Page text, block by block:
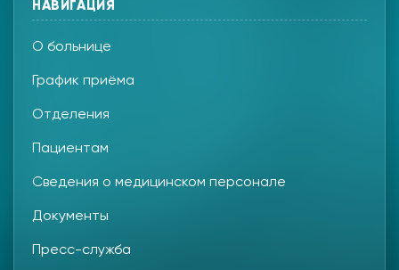
НАВИГАЦИЯ
О больнице
График приёма
Отделения
Пациентам
Сведения о медицинском персонале
Документы
Пресс-служба